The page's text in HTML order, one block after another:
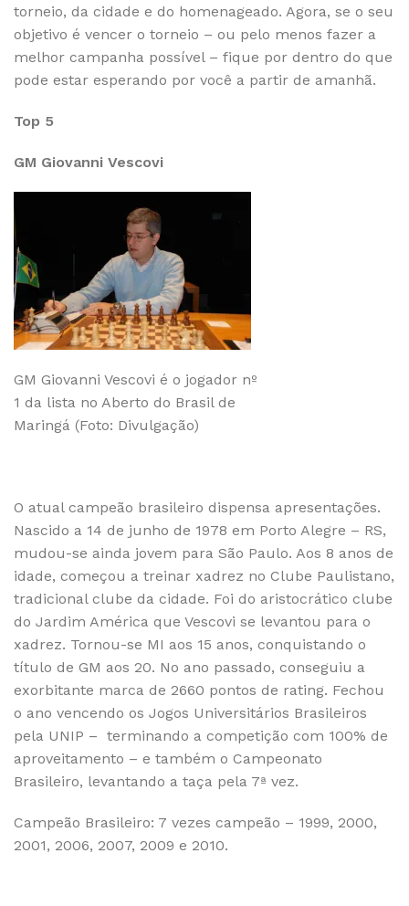
torneio, da cidade e do homenageado. Agora, se o seu
objetivo é vencer o torneio – ou pelo menos fazer a
melhor campanha possível – fique por dentro do que
pode estar esperando por você a partir de amanhã.
Top 5
GM Giovanni Vescovi
GM Giovanni Vescovi é o jogador nº
1 da lista no Aberto do Brasil de
Maringá (Foto: Divulgação)
O atual campeão brasileiro dispensa apresentações.
Nascido a 14 de junho de 1978 em Porto Alegre – RS,
mudou-se ainda jovem para São Paulo. Aos 8 anos de
idade, começou a treinar xadrez no Clube Paulistano,
tradicional clube da cidade. Foi do aristocrático clube
do Jardim América que Vescovi se levantou para o
xadrez. Tornou-se MI aos 15 anos, conquistando o
título de GM aos 20. No ano passado, conseguiu a
exorbitante marca de 2660 pontos de rating. Fechou
o ano vencendo os Jogos Universitários Brasileiros
pela UNIP – terminando a competição com 100% de
aproveitamento – e também o Campeonato
Brasileiro, levantando a taça pela 7ª vez.
Campeão Brasileiro: 7 vezes campeão – 1999, 2000,
2001, 2006, 2007, 2009 e 2010.